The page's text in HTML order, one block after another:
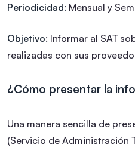
Periodicidad: Mensual y
Objetivo: Informar al SAT
realizadas con sus
¿Cómo presentar la
Una manera sencilla de
(Servicio de Administración